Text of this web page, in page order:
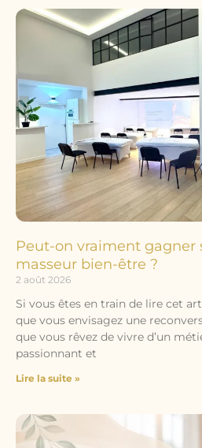
Peut-on vraiment gagner
masseur bien-être ?
2 août 2026
Si vous êtes en train de lire cet
que vous envisagez une
que vous rêvez de vivre d’un
passionnant et
Lire la suite »